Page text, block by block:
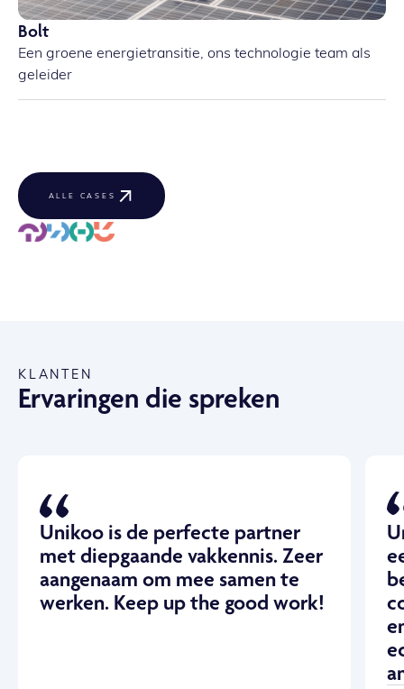
Bolt
Een groene energietransitie, ons technologie team als
geleider
ALLE CASES
KLANTEN
Ervaringen die spreken
Unikoo is de perfecte partner
met diepgaande vakkennis. Zeer
aangenaam om mee samen te
werken. Keep up the good work!